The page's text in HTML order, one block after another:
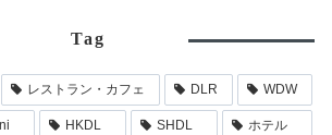
Tag
レストラン・カフェ DLR WDW
HKDL SHDL ホテル